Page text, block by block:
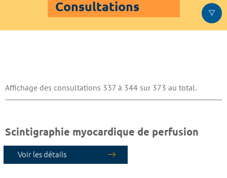
Consultations
Affichage des consultations 337 à 344 sur 373 au total.
Scintigraphie myocardique de perfusion
Voir les détails